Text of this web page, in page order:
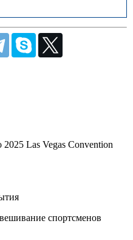
Las Vegas Convention
спортсменов